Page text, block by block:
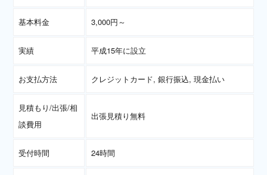
基本料金 3,000円～
実績 平成15年に設立
お支払方法 クレジットカード, 銀行振込, 現金払い
見積もり/出張/相
談費用
出張見積り無料
受付時間 24時間